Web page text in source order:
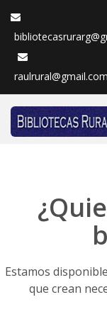
raulrural@gmail.com
Estamos
que crean